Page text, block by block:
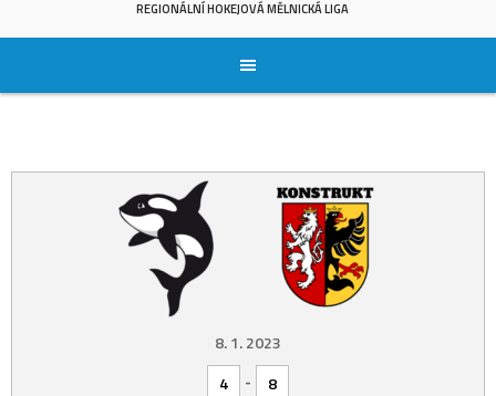
REGIONÁLNÍ HOKEJOVÁ MĚLNICKÁ LIGA
8. 1. 2023
4
-
8